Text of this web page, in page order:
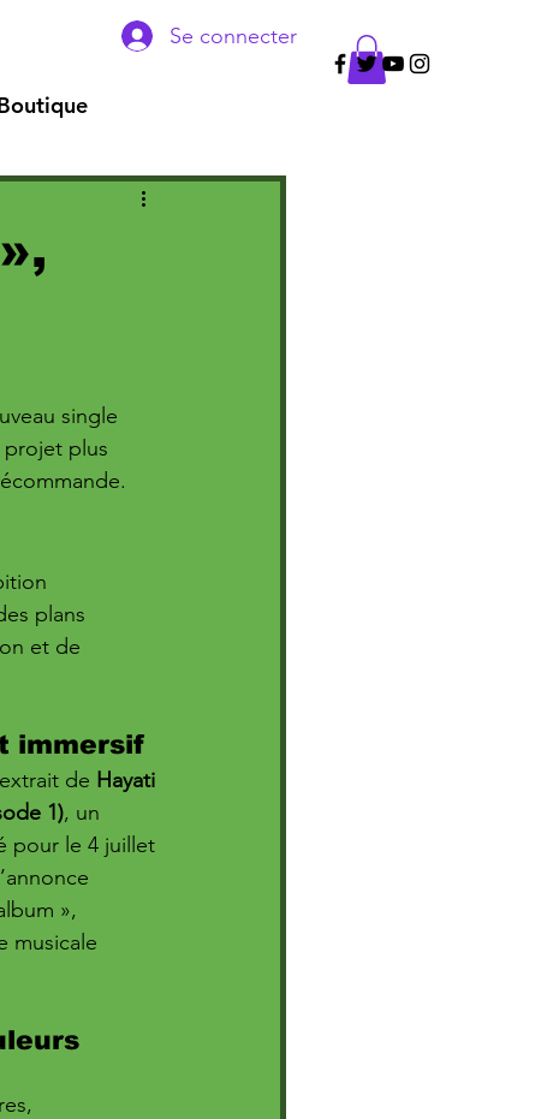
Se connecter
single
projet plus
plans
et de
immersif
de Hayati
1), un
pour le 4 juillet
»,
musicale